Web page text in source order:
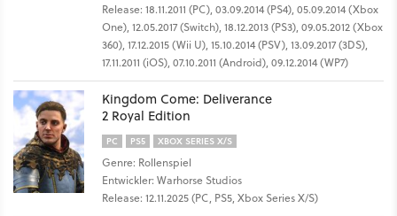
Release: 18.11.2011 (PC), 03.09.2014 (PS4), 05.09.2014 (Xbox
One), 12.05.2017 (Switch), 18.12.2013 (PS3), 09.05.2012 (Xbox
360), 17.12.2015 (Wii U), 15.10.2014 (PSV), 13.09.2017 (3DS),
17.11.2011 (iOS), 07.10.2011 (Android), 09.12.2014 (WP7)
Kingdom Come: Deliverance
2 Royal Edition
PC PS5 XBOX SERIES X/S
Genre: Rollenspiel
Entwickler: Warhorse Studios
Release: 12.11.2025 (PC, PS5, Xbox Series X/S)